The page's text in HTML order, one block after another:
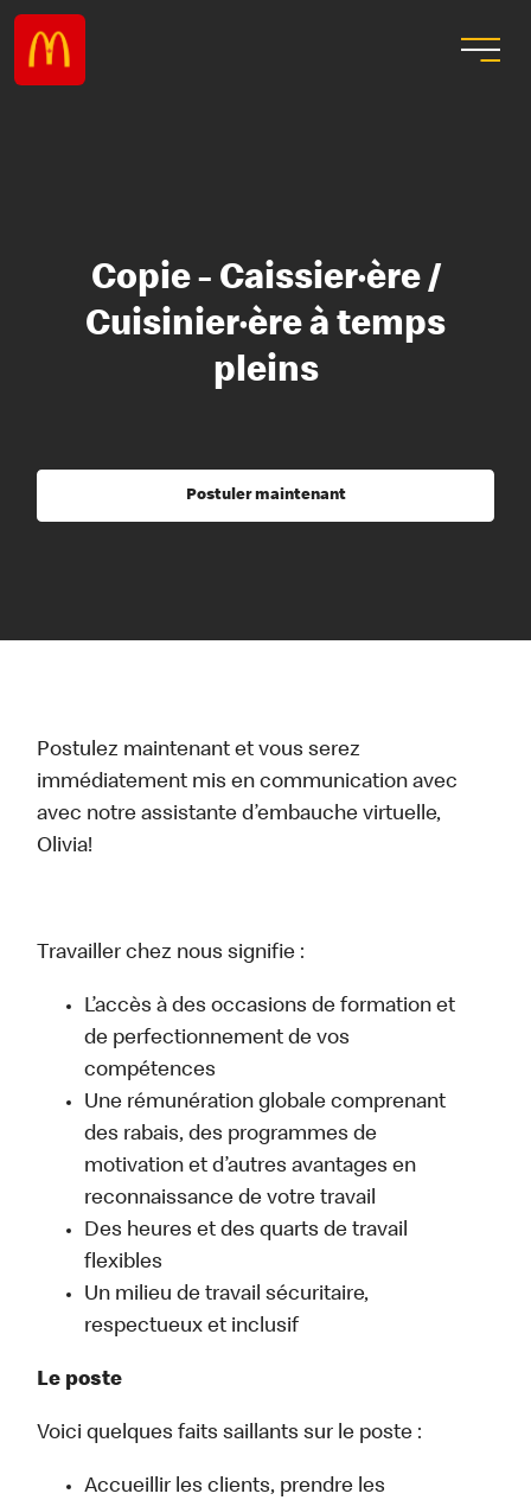
Copie - Caissier·ère /
Cuisinier·ère à temps
pleins
Postuler maintenant
Postulez maintenant et vous serez
immédiatement mis en communication avec
avec notre assistante d’embauche virtuelle,
Olivia!
Travailler chez nous signifie :
L’accès à des occasions de formation et
de perfectionnement de vos
compétences
Une rémunération globale comprenant
des rabais, des programmes de
motivation et d’autres avantages en
reconnaissance de votre travail
Des heures et des quarts de travail
flexibles
Un milieu de travail sécuritaire,
respectueux et inclusif
Le poste
Voici quelques faits saillants sur le poste :
Accueillir les clients, prendre les